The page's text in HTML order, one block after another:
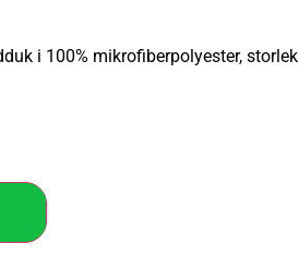
i 100% mikrofiberpolyester, storlek